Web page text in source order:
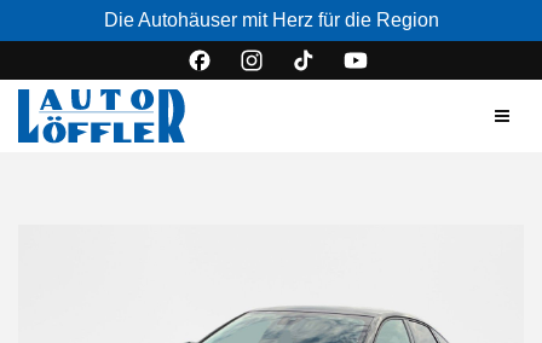
Die Autohäuser mit Herz für die Region